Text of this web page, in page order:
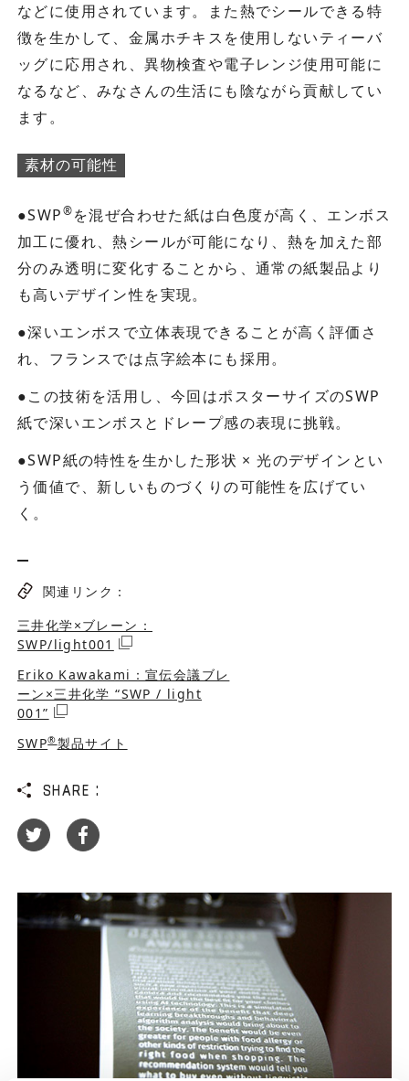
などに使用されています。また熱でシールできる特
徴を生かして、金属ホチキスを使用しないティーバ
ッグに応用され、異物検査や電子レンジ使用可能に
なるなど、みなさんの生活にも陰ながら貢献してい
ます。
素材の可能性
●SWP®を混ぜ合わせた紙は白色度が高く、エンボス
加工に優れ、熱シールが可能になり、熱を加えた部
分のみ透明に変化することから、通常の紙製品より
も高いデザイン性を実現。
●深いエンボスで立体表現できることが高く評価さ
れ、フランスでは点字絵本にも採用。
●この技術を活用し、今回はポスターサイズのSWP
紙で深いエンボスとドレープ感の表現に挑戦。
●SWP紙の特性を生かした形状 × 光のデザインとい
う価値で、新しいものづくりの可能性を広げてい
く。
関連リンク：
三井化学×ブレーン：
SWP/light001
Eriko Kawakami：宣伝会議ブレ
ーン×三井化学 “SWP / light
001”
SWP®製品サイト
SHARE :